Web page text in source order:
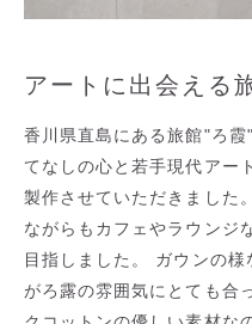
アートに出会える
香川県直島にある旅館"ろ
てなしの心と若手現代アー
製作させていただきました
ながらもカフェやラウンジ
目指しました。 ガウンの
がろ露の雰囲気にとても合